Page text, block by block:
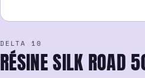
DELTA 10
RÉSINE SILK ROAD